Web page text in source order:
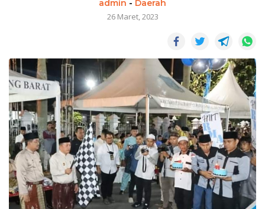
admin - Daerah
26 Maret, 2023